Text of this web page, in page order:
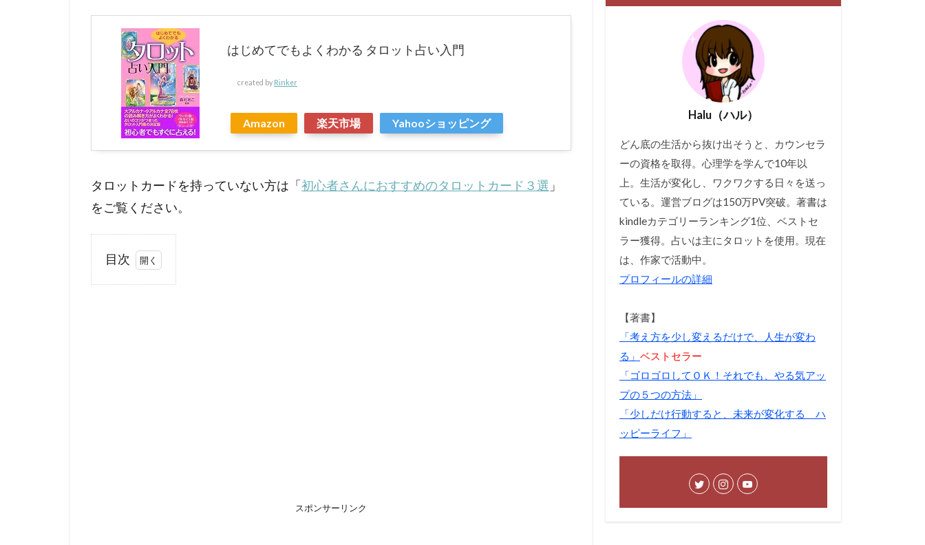
はじめてでもよくわかる タロット占い入門
created by Rinker
Amazon 楽天市場 Yahooショッピング
タロットカードを持っていない方は「 初心者さんにおすすめのタロットカード３選 」
をご覧ください。
目次
スポンサーリンク
Halu（ハル）
どん底の生活から抜け出そうと、カウンセラ
ーの資格を取得。心理学を学んで10年以
上。生活が変化し、ワクワクする日々を送っ
ている。運営ブログは150万PV突破。著書は
kindleカテゴリーランキング1位、ベストセ
ラー獲得。占いは主にタロットを使用。現在
は、作家で活動中。
プロフィールの詳細
【著書】
「考え方を少し変えるだけで、人生が変わ
る」 ベストセラー
「ゴロゴロしてＯＫ！それでも、やる気アッ
プの５つの方法」
「少しだけ行動すると、未来が変化する ハ
ッピーライフ」